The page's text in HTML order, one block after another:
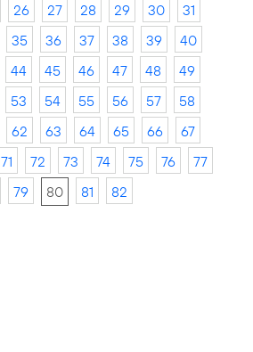
26 27 28 29 30
31
35 36 37 38 39
40
44 45 46 47 48
49
53 54 55 56 57
58
62 63 64 65 66
67
71 72 73 74 75 76
77
79 80 81 82